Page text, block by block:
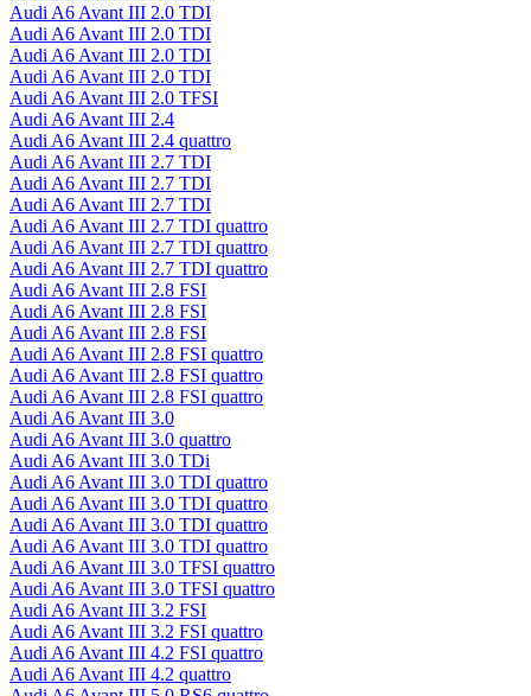
Audi A6 Avant III 2.0 TDI
Audi A6 Avant III 2.0 TDI
Audi A6 Avant III 2.0 TDI
Audi A6 Avant III 2.0 TDI
Audi A6 Avant III 2.0 TFSI
Audi A6 Avant III 2.4
Audi A6 Avant III 2.4 quattro
Audi A6 Avant III 2.7 TDI
Audi A6 Avant III 2.7 TDI
Audi A6 Avant III 2.7 TDI
Audi A6 Avant III 2.7 TDI quattro
Audi A6 Avant III 2.7 TDI quattro
Audi A6 Avant III 2.7 TDI quattro
Audi A6 Avant III 2.8 FSI
Audi A6 Avant III 2.8 FSI
Audi A6 Avant III 2.8 FSI
Audi A6 Avant III 2.8 FSI quattro
Audi A6 Avant III 2.8 FSI quattro
Audi A6 Avant III 2.8 FSI quattro
Audi A6 Avant III 3.0
Audi A6 Avant III 3.0 quattro
Audi A6 Avant III 3.0 TDi
Audi A6 Avant III 3.0 TDI quattro
Audi A6 Avant III 3.0 TDI quattro
Audi A6 Avant III 3.0 TDI quattro
Audi A6 Avant III 3.0 TDI quattro
Audi A6 Avant III 3.0 TFSI quattro
Audi A6 Avant III 3.0 TFSI quattro
Audi A6 Avant III 3.2 FSI
Audi A6 Avant III 3.2 FSI quattro
Audi A6 Avant III 4.2 FSI quattro
Audi A6 Avant III 4.2 quattro